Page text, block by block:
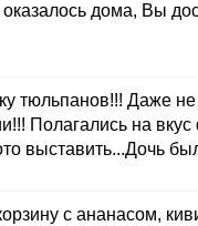
оказалось дома, Вы
тюльпанов!!! Даже
Полагались на
выставить...Дочь
с ананасом,